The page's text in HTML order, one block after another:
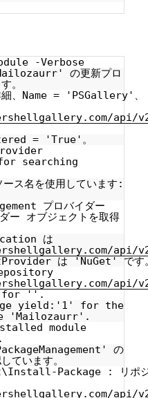
-Verbose
の更新プロ
。
細、Name = 'PSGallery'、
api/
= 'True'。
searching
ス名を使用しています:
プロバイダー
ー オブジェクトを取得
は
api/
は 'NuGet' です
api/
for ''.
yield:'1' for the
'Mailozaurr'.
module
の
ています。
Package : リポ
api/